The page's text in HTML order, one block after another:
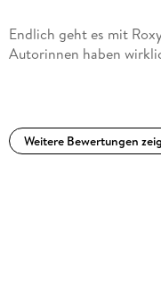
Endlich geht es mit
Autorinnen haben
Weitere Bewertungen